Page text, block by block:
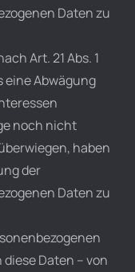
Daten zu
Art. 21 Abs. 1
eine Abwägung
noch nicht
haben
der
Daten zu
Daten – von